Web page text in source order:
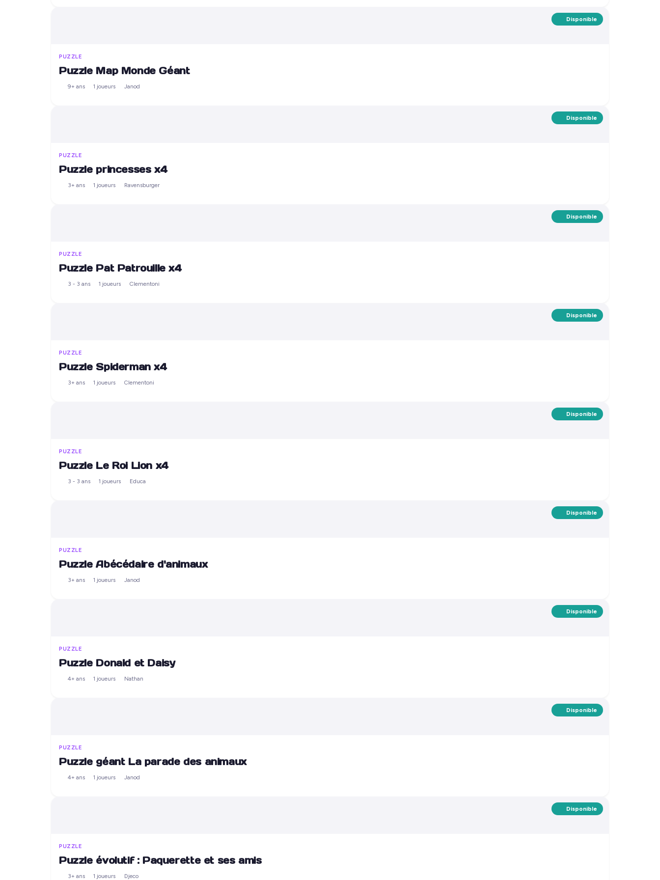
Disponible
PUZZLE
Puzzle Map Monde Géant
9+ ans 1 joueurs Janod
Disponible
PUZZLE
Puzzle princesses x4
3+ ans 1 joueurs Ravensburger
Disponible
PUZZLE
Puzzle Pat Patrouille x4
3 - 3 ans 1 joueurs Clementoni
Disponible
PUZZLE
Puzzle Spiderman x4
3+ ans 1 joueurs Clementoni
Disponible
PUZZLE
Puzzle Le Roi Lion x4
3 - 3 ans 1 joueurs Educa
Disponible
PUZZLE
Puzzle Abécédaire d'animaux
3+ ans 1 joueurs Janod
Disponible
PUZZLE
Puzzle Donald et Daisy
4+ ans 1 joueurs Nathan
Disponible
PUZZLE
Puzzle géant La parade des animaux
4+ ans 1 joueurs Janod
Disponible
PUZZLE
Puzzle évolutif : Paquerette et ses amis
3+ ans 1 joueurs Djeco